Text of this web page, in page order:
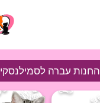
החנות עברה לסמילנסקי 10